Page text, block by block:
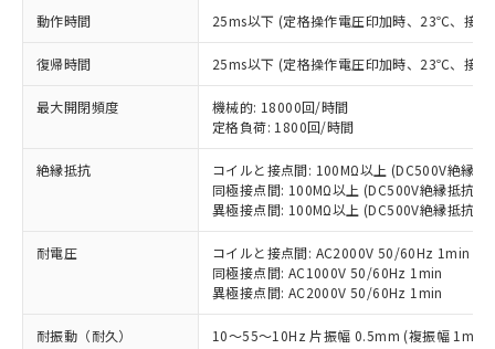
動作時間 25ms以下 (定格操作電圧印加時、23℃、接点
復帰時間 25ms以下 (定格操作電圧印加時、23℃、接点
最大開閉頻度
機械的: 18000回/時間
定格負荷: 1800回/時間
絶縁抵抗
コイルと接点間: 100MΩ以上 (DC500V絶縁抵
同極接点間: 100MΩ以上 (DC500V絶縁抵抗計
異極接点間: 100MΩ以上 (DC500V絶縁抵抗計
耐電圧
コイルと接点間: AC2000V 50/60Hz 1min
同極接点間: AC1000V 50/60Hz 1min
異極接点間: AC2000V 50/60Hz 1min
耐振動（耐久） 10～55～10Hz 片振幅 0.5mm (複振幅 1mm)
ご利用条件
以下の条件をお読みいただき、同意のうえ
ご利用ください。
本サービスは、当社制御機器事業取扱
商品の当社在庫状況および標準価格
(税抜)を提供させていただくもので
当社制御機器事業取扱商品の中には、
本サービスの対象外となる商品もある
ことをご了承ください。
在庫状況および標準価格照会結果は、
対応予定：EU RoHS指令（10物質）の非含
有に対応した製品に切り替える予定のある
商品です。
対応予定なし：EU RoHS指令（10物質）の
非含有に非対応の商品で、対応品を出す予
定はありません。
非含有の対応状況を調査中または確認中の
非該当品：ライセンス料など無形物で、有
害物質有無と関係のない商品です。
仕入先様の事情により、非含有部品として
いたものが、含有品と判明した場合などや
むを得ず変更することがあります。
※1 中国RoHS○×表
「○」：最大均質材料含有率が中国RoHSの
基準値以下であることを示します。
「×」：最大均質材料含有率が中国RoHSの
基準値を超えていることを示します。
「－」：未確認です。当社販売部門へお問
い合わせください。
当社は、これら貴社製品のうち、外国